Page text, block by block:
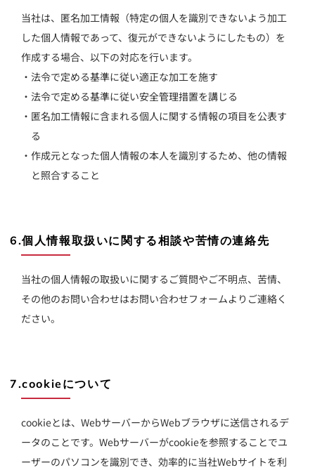
当社は、匿名加工情報（特定の個人を識別できないよう加工
した個人情報であって、復元ができないようにしたもの）を
作成する場合、以下の対応を行います。
・法令で定める基準に従い適正な加工を施す
・法令で定める基準に従い安全管理措置を講じる
・匿名加工情報に含まれる個人に関する情報の項目を公表す
る
・作成元となった個人情報の本人を識別するため、他の情報
と照合すること
6.個人情報取扱いに関する相談や苦情の連絡先
当社の個人情報の取扱いに関するご質問やご不明点、苦情、
その他のお問い合わせはお問い合わせフォームよりご連絡く
ださい。
7.cookieについて
cookieとは、WebサーバーからWebブラウザに送信されるデ
ータのことです。Webサーバーがcookieを参照することでユ
ーザーのパソコンを識別でき、効率的に当社Webサイトを利